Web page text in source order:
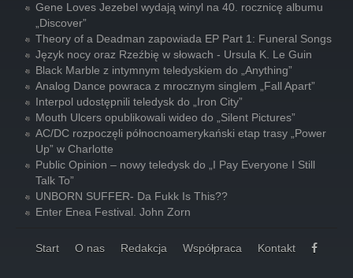
Gene Loves Jezebel wydają winyl na 40. rocznicę albumu
„Discover”
Theory of a Deadman zapowiada EP Part 1: Funeral Songs
Język nocy oraz Rzeźbię w słowach - Ursula K. Le Guin
Black Marble z intymnym teledyskiem do „Anything”
Analog Dance powraca z mrocznym singlem „Fall Apart”
Interpol udostępnili teledysk do „Iron City”
Mouth Ulcers opublikowali wideo do „Silent Pictures”
AC/DC rozpoczęli północnoamerykański etap trasy „Power
Up” w Charlotte
Public Opinion – nowy teledysk do „I Pay Everyone I Still
Talk To”
UNBORN SUFFER- Da Fukk Is This??
Enter Enea Festival. John Zorn
Start O nas Redakcja Współpraca Kontakt